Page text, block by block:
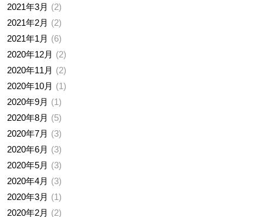
2021年3月
2
2021年2月
2
2021年1月
6
2020年12月
2
2020年11月
2
2020年10月
1
2020年9月
1
2020年8月
5
2020年7月
3
2020年6月
3
2020年5月
3
2020年4月
3
2020年3月
1
2020年2月
2